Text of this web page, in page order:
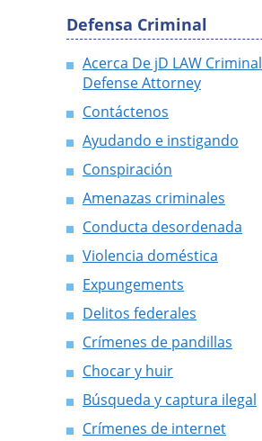
Defensa Criminal
Acerca De jD LAW Criminal
Defense Attorney
Contáctenos
Ayudando e instigando
Conspiración
Amenazas criminales
Conducta desordenada
Violencia doméstica
Expungements
Delitos federales
Crímenes de pandillas
Chocar y huir
Búsqueda y captura ilegal
Crímenes de internet